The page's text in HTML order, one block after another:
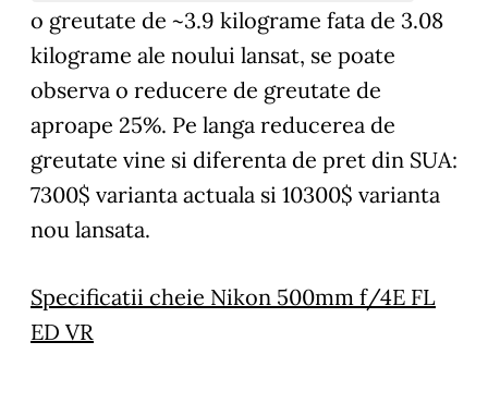
o greutate de ~3.9 kilograme fata de 3.08
kilograme ale noului lansat, se poate
observa o reducere de greutate de
aproape 25%. Pe langa reducerea de
greutate vine si diferenta de pret din SUA:
7300$ varianta actuala si 10300$ varianta
nou lansata.
Specificatii cheie Nikon 500mm f/4E FL
ED VR